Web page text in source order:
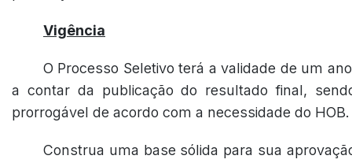
Vigência
O Processo Seletivo terá a validade de um
a contar da publicação do resultado final,
prorrogável de acordo com a necessidade do HOB.
Construa uma base sólida para sua